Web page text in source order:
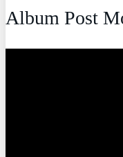
Album Post